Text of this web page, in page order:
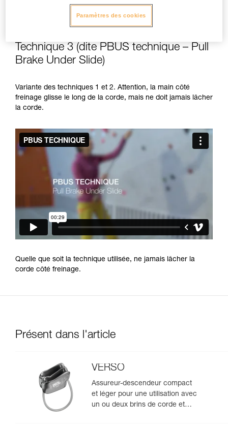
Technique 3 (dite PBUS technique – Pull
Brake Under Slide)
Variante des techniques 1 et 2. Attention, la main côté
freinage glisse le long de la corde, mais ne doit jamais lâcher
la corde.
Quelle que soit la technique utilisée, ne jamais lâcher la
corde côté freinage.
Présent dans l'article
VERSO
Assureur-descendeur compact
et léger pour une utilisation avec
un ou deux brins de corde et
Paramètres des cookies